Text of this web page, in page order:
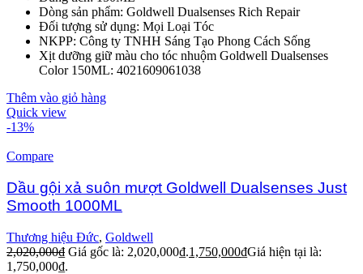
Dòng sản phẩm: Goldwell Dualsenses Rich Repair
Đối tượng sử dụng: Mọi Loại Tóc
NKPP: Công ty TNHH Sáng Tạo Phong Cách Sống
Xịt dưỡng giữ màu cho tóc nhuộm Goldwell Dualsenses
Color 150ML: 4021609061038
Thêm vào giỏ hàng
Quick view
-13%
Compare
Dầu gội xả suôn mượt Goldwell Dualsenses Just
Smooth 1000ML
Thương hiệu Đức, Goldwell
2,020,000₫ Giá gốc là: 2,020,000₫.1,750,000₫Giá hiện tại là:
1,750,000₫.